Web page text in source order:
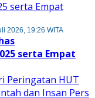
2026, 19:26 WITA
serta Empat